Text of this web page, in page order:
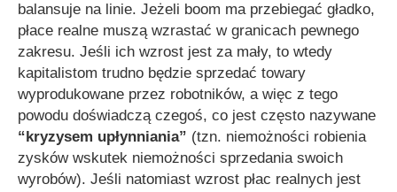
balansuje na linie. Jeżeli boom ma przebiegać gładko,
płace realne muszą wzrastać w granicach pewnego
zakresu. Jeśli ich wzrost jest za mały, to wtedy
kapitalistom trudno będzie sprzedać towary
wyprodukowane przez robotników, a więc z tego
powodu doświadczą czegoś, co jest często nazywane
“kryzysem upłynniania” (tzn. niemożności robienia
zysków wskutek niemożności sprzedania swoich
wyrobów). Jeśli natomiast wzrost płac realnych jest